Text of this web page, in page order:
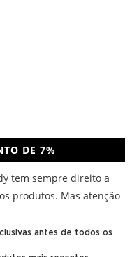
DE 7%
tem sempre direito a
produtos. Mas atenção
antes de todos os